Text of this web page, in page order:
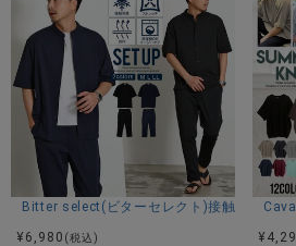
す。 ※モデル画像は照明などの影響
る場合がございます。
サイズ(cm)
M：着丈65身幅53肩幅45袖丈60
L：着丈68身幅55肩幅47袖丈62
※平置き計測。
Bitter select(ビターセレクト)接触冷感ス
¥ 6,980 (税込)
¥